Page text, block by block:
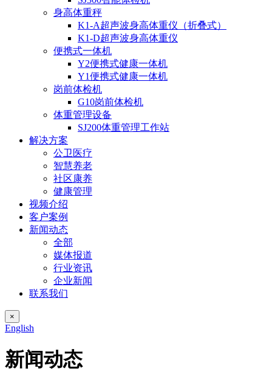
身高体重秤
K1-A超声波身高体重仪（折叠式）
K1-D超声波身高体重仪
便携式一体机
Y2便携式健康一体机
Y1便携式健康一体机
岗前体检机
G10岗前体检机
体重管理设备
SJ200体重管理工作站
解决方案
公卫医疗
智慧养老
社区康养
健康管理
视频介绍
客户案例
新闻动态
全部
媒体报道
行业资讯
企业新闻
联系我们
×
English
新闻动态